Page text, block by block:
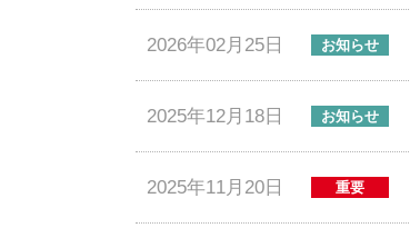
2026年02月25日 お知らせ
2025年12月18日 お知らせ
2025年11月20日 重要